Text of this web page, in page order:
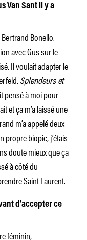
Van Sant il y a
Bonello.
avec Gus sur le
Il voulait adapter le
Splendeurs et
pensé à moi pour
et ça m’a laissé une
m’a appelé deux
propre biopic, j’étais
doute mieux que ça
à côté du
Saint Laurent.
d’accepter ce
féminin,